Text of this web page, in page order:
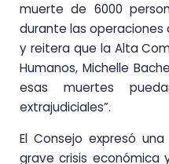
muerte de 6000
durante las operaciones
y reitera que la Alta
Humanos, Michelle
esas muertes
extrajudiciales”.
El Consejo expresó
grave crisis económica